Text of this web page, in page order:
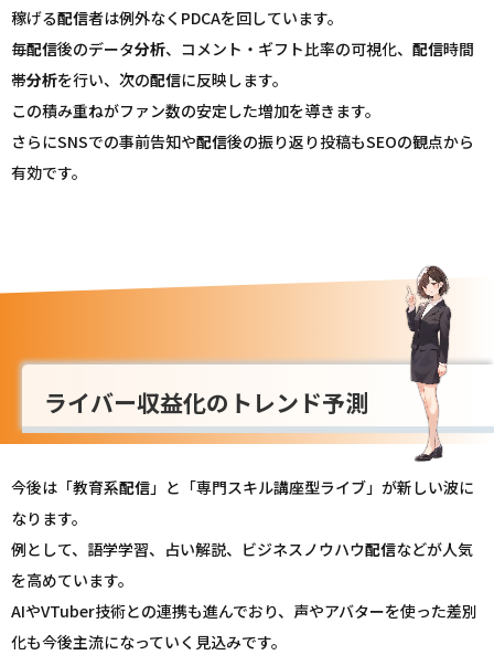
稼げる配信者は例外なくPDCAを回しています。
毎配信後のデータ分析、コメント・ギフト比率の可視化、 配信時間
帯分析を行い、次の配信に反映します。
この積み重ねがファン数の安定した増加を導きます。
さらにSNSでの事前告知や配信後の振り返り投稿もSEOの観点から
有効です。
ライバー収益化のトレンド予測
今後は「教育系配信」と「専門スキル講座型ライブ」が新しい波に
なります。
例として、語学学習、占い解説、ビジネスノウハウ配信などが人気
を高めています。
AIやVTuber技術との連携も進んでおり、声やアバターを使った差別
化も今後主流になっていく見込みです。